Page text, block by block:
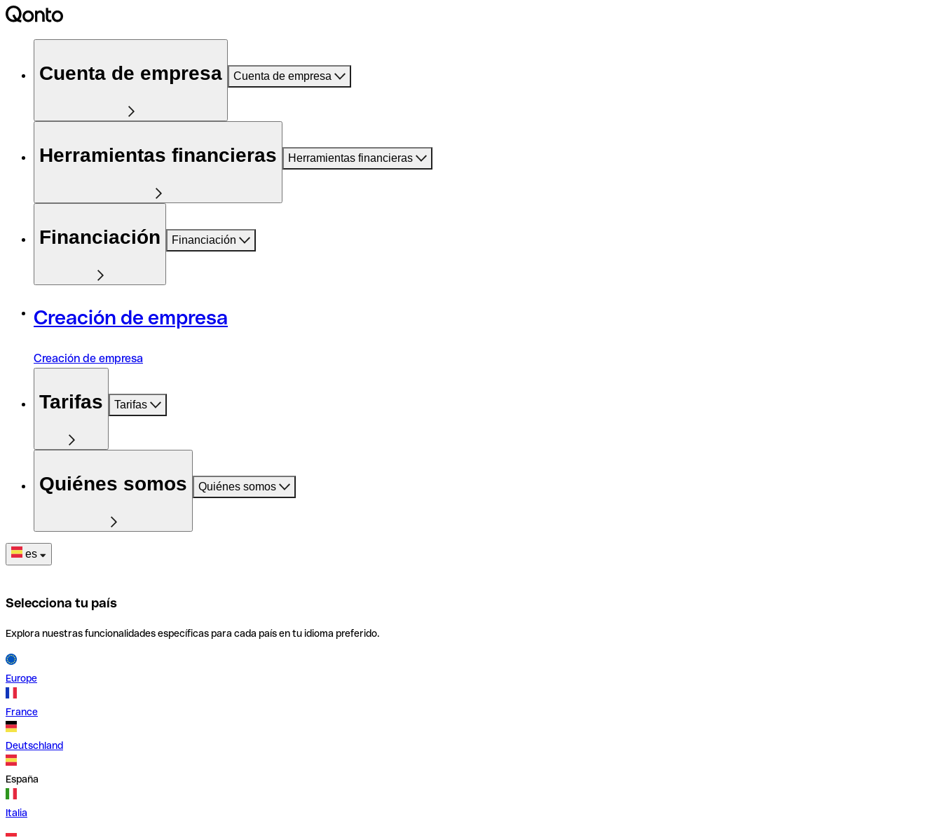
Cuenta de empresa Cuenta de empresa
Herramientas financieras Herramientas financieras
Financiación Financiación
Creación de empresa
Creación de empresa
Tarifas Tarifas
Quiénes somos Quiénes somos
es
Selecciona tu país
Explora nuestras funcionalidades específicas para cada país en tu idioma preferido.
Europe
France
Deutschland
España
Italia